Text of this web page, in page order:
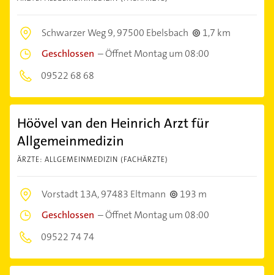
Schwarzer Weg 9,97500 Ebelsbach
1,7 km
Geschlossen –Öffnet Montag um 08:00
09522 68 68
Höövel van den Heinrich Arzt für
Allgemeinmedizin
ÄRZTE: ALLGEMEINMEDIZIN (FACHÄRZTE)
Vorstadt 13A,97483 Eltmann
193 m
Geschlossen –Öffnet Montag um 08:00
09522 74 74